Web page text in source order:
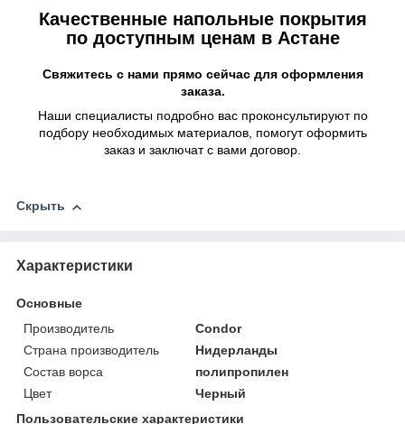
Качественные напольные покрытия
по доступным ценам в Астане
Свяжитесь с нами прямо сейчас для оформления
заказа.
Наши специалисты подробно вас проконсультируют по
подбору необходимых материалов, помогут оформить
заказ и заключат с вами договор.
Скрыть
Характеристики
Основные
Производитель
Condor
Страна производитель
Нидерланды
Состав ворса
полипропилен
Цвет
Черный
Пользовательские характеристики